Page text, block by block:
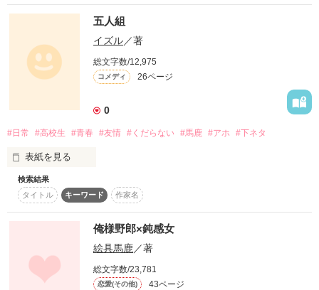
♪バレンタイン応援作品です♪
巻末に番外編
<そして奇跡は本当に起こったのか>
を収めました♪
いいよ様
Min-Goo様
SHIRO様
mimikon様
あいの ひかり様
犬を飼った事はなく、餌もなく、小屋もないのに、犬だけを
何にも考えずに買ってきた。
でも……
馬鹿犬との奮闘日記みたいなものです。
もーちょー馬鹿だから!
隣の席のこの人は
うさぎが好きなのだろうか
五人組
イズル／著
総文字数/12,975
コメディ 26ページ
0
#日常 #高校生 #青春 #友情 #くだらない #馬鹿 #アホ #下ネタ
表紙を見る
極普通な男子高校生が五人の、
極普通な学校生活。
平凡高校生？
検索結果
タイトル
キーワード 作家名
俺様野郎×鈍感女
絵具馬鹿／著
総文字数/23,781
恋愛(その他) 43ページ